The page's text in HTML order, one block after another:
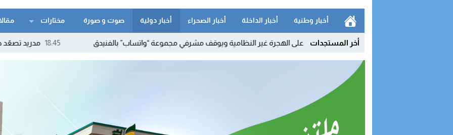
أخبار وطنية أخبار الداخلة أخبار الصحراء أخبار دولية صوت و صورة مختارات
أخر المستجدات 18:45 مدريد تصعّد ضد روما.. إسبانيا يفكك شبكة رقمية للتحريض على الهجرة غير النظامية ويوقف مشرفي مجموعة “واتساب” بالفنيدق